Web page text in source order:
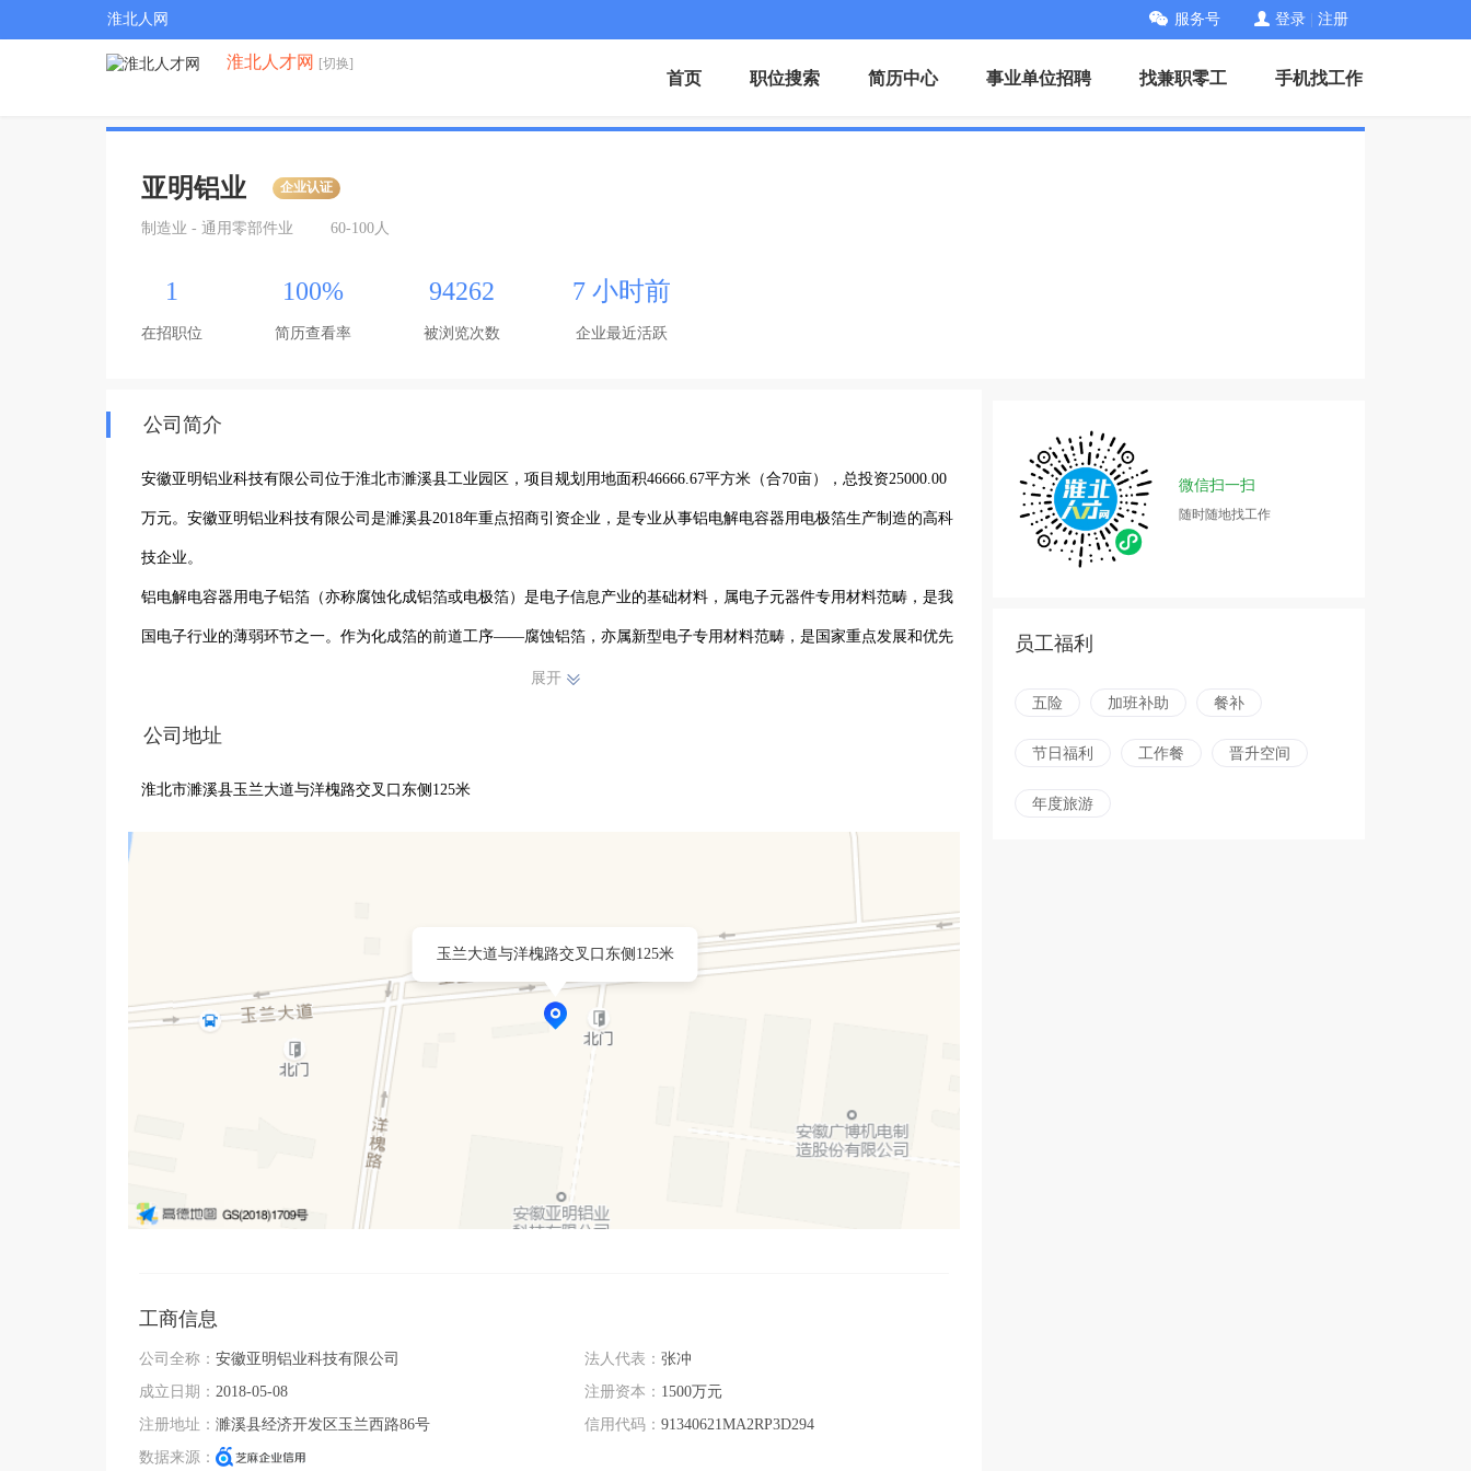
淮北人网 服务号 登录 注册
淮北人才网 [切换]
首页 职位搜索 简历中心 事业单位招聘 找兼职零工 手机找工作
亚明铝业 企业认证
制造业 - 通用零部件业 60-100人
1
在招职位
100%
简历查看率
94262
被浏览次数
7 小时前
企业最近活跃
公司简介
安徽亚明铝业科技有限公司位于淮北市濉溪县工业园区，项目规划用地面积46666.67平方米（合70亩），总投资25000.00
万元。安徽亚明铝业科技有限公司是濉溪县2018年重点招商引资企业，是专业从事铝电解电容器用电极箔生产制造的高科
技企业。
铝电解电容器用电子铝箔（亦称腐蚀化成铝箔或电极箔）是电子信息产业的基础材料，属电子元器件专用材料范畴，是我
国电子行业的薄弱环节之一。作为化成箔的前道工序——腐蚀铝箔，亦属新型电子专用材料范畴，是国家重点发展和优先
扶持的产业，是国家经信委和国家科技部138种重点发展的高新技术产品，已被列为国家战略新型产业加以扶持。许多新
在三年内规划分两期建设四十条电极箔设备，年产1500万m2电极箔产品，项目达产后可吸纳社会就业人员近200人，形成
南通亚光电子有限公司是一家创建于1998年、专业生产铝电解电容器的生产企业，年产高、中、低压系列三百多种规格的
产品10亿只，其铝电解电容器产品被评为江苏省名牌产品。
展开
公司地址
淮北市濉溪县玉兰大道与洋槐路交叉口东侧125米
玉兰大道与洋槐路交叉口东侧125米
工商信息
公司全称： 安徽亚明铝业科技有限公司
成立日期： 2018-05-08
注册地址： 濉溪县经济开发区玉兰西路86号
数据来源：
法人代表： 张冲
注册资本： 1500万元
信用代码： 91340621MA2RP3D294
微信扫一扫
随时随地找工作
员工福利
五险 加班补助 餐补
节日福利 工作餐 晋升空间
年度旅游